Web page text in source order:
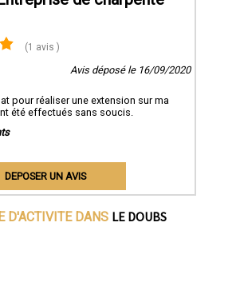
(1 avis )
Avis déposé le 16/09/2020
pour réaliser une extension sur ma
été effectués sans soucis.
DEPOSER UN AVIS
D'ACTIVITE DANS LE DOUBS